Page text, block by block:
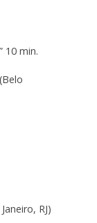
10 min.
RJ)